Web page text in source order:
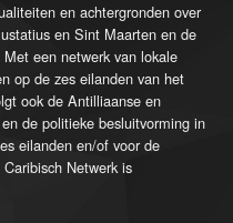
en achtergronden over
en Sint Maarten en de
een netwerk van lokale
op de zes eilanden van het
ook de Antilliaanse en
de politieke besluitvorming in
eilanden en/of voor de
Netwerk is